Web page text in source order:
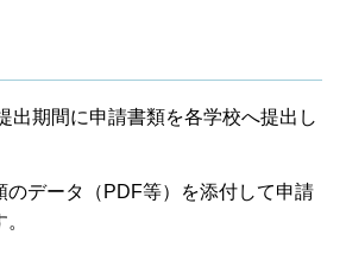
出期間に申請書類を各学校へ提出し
のデータ（PDF等）を添付して申請